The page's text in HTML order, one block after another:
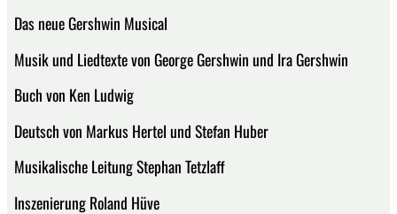
Das neue Gershwin Musical
Musik und Liedtexte von George Gershwin und Ira Gershwin
Buch von Ken Ludwig
Deutsch von Markus Hertel und Stefan Huber
Musikalische Leitung Stephan Tetzlaff
Inszenierung Roland Hüve